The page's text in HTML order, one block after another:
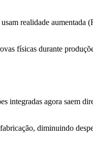
realidade aumentada
físicas durante
integradas agora saem
diminuindo